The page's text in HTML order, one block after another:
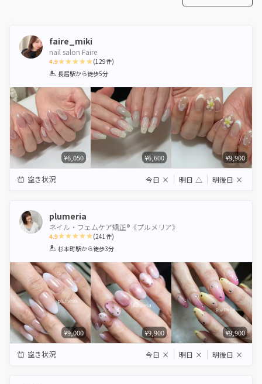
faire_miki
nail salon Faire
4.9
1 2 3 4 5
(129件)
長居駅から徒歩5分
¥6,050 ¥6,600 ¥9,900
空き状況 今日 × 明日 △ 明後日 ×
plumeria
ネイル・フェムケア矯正®《プルメリア》
4.9
1 2 3 4 5
(241件)
杉本町駅から徒歩3分
¥9,000 ¥9,900 ¥9,900
空き状況 今日 × 明日 × 明後日 ×